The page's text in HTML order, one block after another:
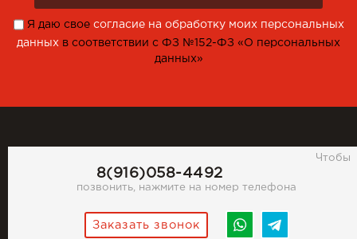
Я даю свое согласие на обработку моих персональных
данных в соответствии с ФЗ №152-ФЗ «О персональных
данных»
8(916)058-4492
Чтобы
позвонить, нажмите на номер телефона
Заказать звонок